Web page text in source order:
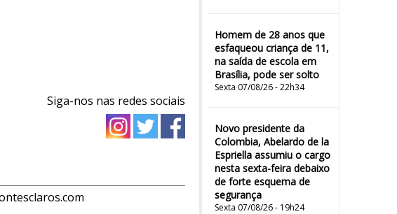
Homem de 28 anos que
esfaqueou criança de 11,
na saída de escola em
Brasília, pode ser solto
Sexta 07/08/26 - 22h34
Novo presidente da
Colombia, Abelardo de la
Espriella assumiu o cargo
nesta sexta-feira debaixo
de forte esquema de
segurança
Sexta 07/08/26 - 19h24
Siga-nos nas redes sociais